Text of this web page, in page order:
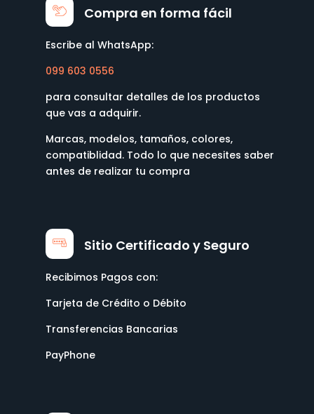
Compra en forma fácil
Escribe al WhatsApp:
099 603 0556
para consultar detalles de los productos
que vas a adquirir.
Marcas, modelos, tamaños, colores,
compatiblidad. Todo lo que necesites saber
antes de realizar tu compra
Sitio Certificado y Seguro
Recibimos Pagos con:
Tarjeta de Crédito o Débito
Transferencias Bancarias
PayPhone